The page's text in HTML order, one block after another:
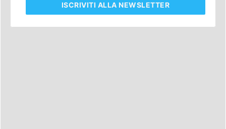
ISCRIVITI ALLA NEWSLETTER